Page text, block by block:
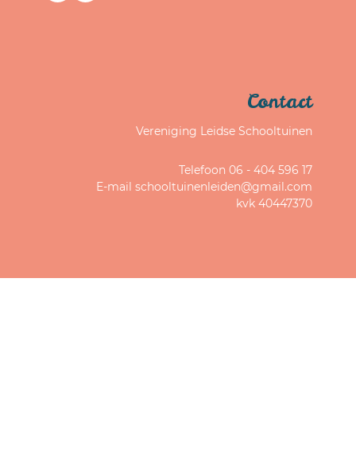
Contact
Vereniging Leidse Schooltuinen
Telefoon 06 - 404 596 17
E-mail schooltuinenleiden@gmail.com
kvk 40447370